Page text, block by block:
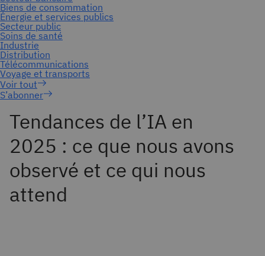
S’abonner
Tendances de l’IA en
2025 : ce que nous avons
observé et ce qui nous
attend